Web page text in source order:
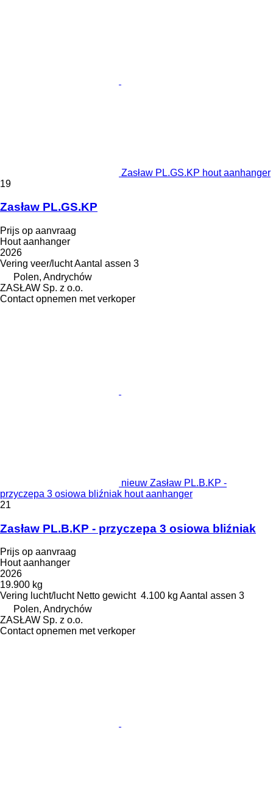
Zasław PL.GS.KP hout aanhanger
19
Zasław PL.GS.KP
Prijs op aanvraag
Hout aanhanger
2026
Vering veer/luchtAantal assen 3
Polen, Andrychów
ZASŁAW Sp. z o.o.
Contact opnemen met verkoper
nieuw Zasław PL.B.KP -
przyczepa 3 osiowa bliźniak hout aanhanger
21
Zasław PL.B.KP - przyczepa 3 osiowa bliźniak
Prijs op aanvraag
Hout aanhanger
2026
19.900 kg
Vering lucht/lucht Netto gewicht 4.100 kg Aantal assen 3
Polen, Andrychów
ZASŁAW Sp. z o.o.
Contact opnemen met verkoper